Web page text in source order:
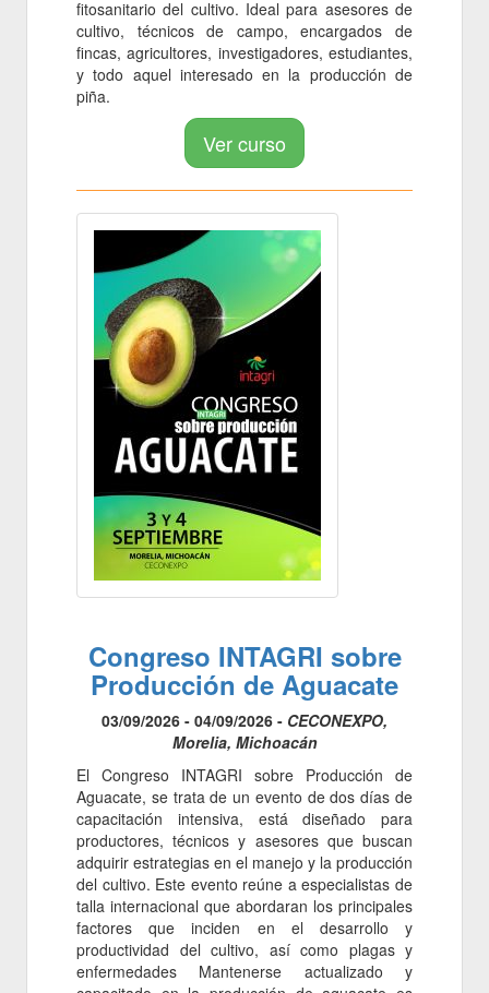
fitosanitario del cultivo. Ideal para asesores de
cultivo, técnicos de campo, encargados de
fincas, agricultores, investigadores, estudiantes,
y todo aquel interesado en la producción de
piña.
Ver curso
Congreso INTAGRI sobre
Producción de Aguacate
03/09/2026 - 04/09/2026 - CECONEXPO,
Morelia, Michoacán
El Congreso INTAGRI sobre Producción de
Aguacate, se trata de un evento de dos días de
capacitación intensiva, está diseñado para
productores, técnicos y asesores que buscan
adquirir estrategias en el manejo y la producción
del cultivo. Este evento reúne a especialistas de
talla internacional que abordaran los principales
factores que inciden en el desarrollo y
productividad del cultivo, así como plagas y
enfermedades Mantenerse actualizado y